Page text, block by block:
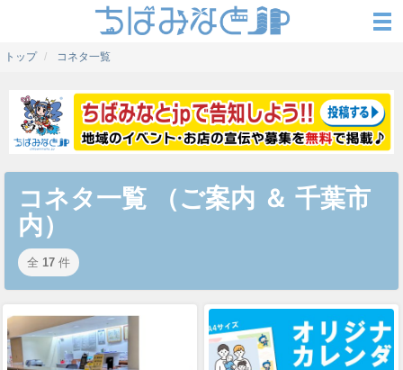
トップ コネタ一覧
コネタ一覧 （ご案内 ＆ 千葉市
内）
全 17 件